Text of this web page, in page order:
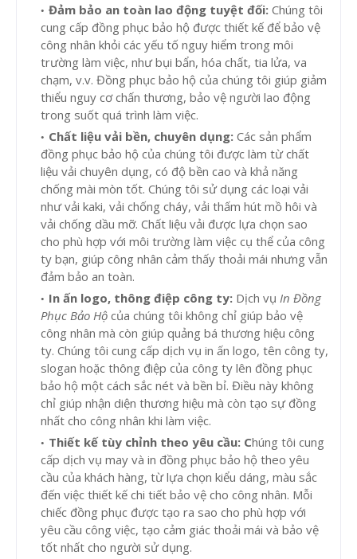
Đảm bảo an toàn lao động tuyệt đối: Chúng tôi
cung cấp đồng phục bảo hộ được thiết kế để bảo vệ
công nhân khỏi các yếu tố nguy hiểm trong môi
trường làm việc, như bụi bẩn, hóa chất, tia lửa, va
chạm, v.v. Đồng phục bảo hộ của chúng tôi giúp giảm
thiểu nguy cơ chấn thương, bảo vệ người lao động
trong suốt quá trình làm việc.
Chất liệu vải bền, chuyên dụng: Các sản phẩm
đồng phục bảo hộ của chúng tôi được làm từ chất
liệu vải chuyên dụng, có độ bền cao và khả năng
chống mài mòn tốt. Chúng tôi sử dụng các loại vải
như vải kaki, vải chống cháy, vải thấm hút mồ hôi và
vải chống dầu mỡ. Chất liệu vải được lựa chọn sao
cho phù hợp với môi trường làm việc cụ thể của công
ty bạn, giúp công nhân cảm thấy thoải mái nhưng vẫn
đảm bảo an toàn.
In ấn logo, thông điệp công ty: Dịch vụ In Đồng
Phục Bảo Hộ của chúng tôi không chỉ giúp bảo vệ
công nhân mà còn giúp quảng bá thương hiệu công
ty. Chúng tôi cung cấp dịch vụ in ấn logo, tên công ty,
slogan hoặc thông điệp của công ty lên đồng phục
bảo hộ một cách sắc nét và bền bỉ. Điều này không
chỉ giúp nhận diện thương hiệu mà còn tạo sự đồng
nhất cho công nhân khi làm việc.
Thiết kế tùy chỉnh theo yêu cầu: Chúng tôi cung
cấp dịch vụ may và in đồng phục bảo hộ theo yêu
cầu của khách hàng, từ lựa chọn kiểu dáng, màu sắc
đến việc thiết kế chi tiết bảo vệ cho công nhân. Mỗi
chiếc đồng phục được tạo ra sao cho phù hợp với
yêu cầu công việc, tạo cảm giác thoải mái và bảo vệ
tốt nhất cho người sử dụng.